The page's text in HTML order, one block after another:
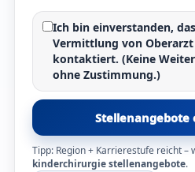
Ich bin einverstanden,
Vermittlung von
kontaktiert. (Keine
ohne Zustimmung.)
Tipp: Region + Karrierestufe reicht –
kinderchirurgie stellenangebote.